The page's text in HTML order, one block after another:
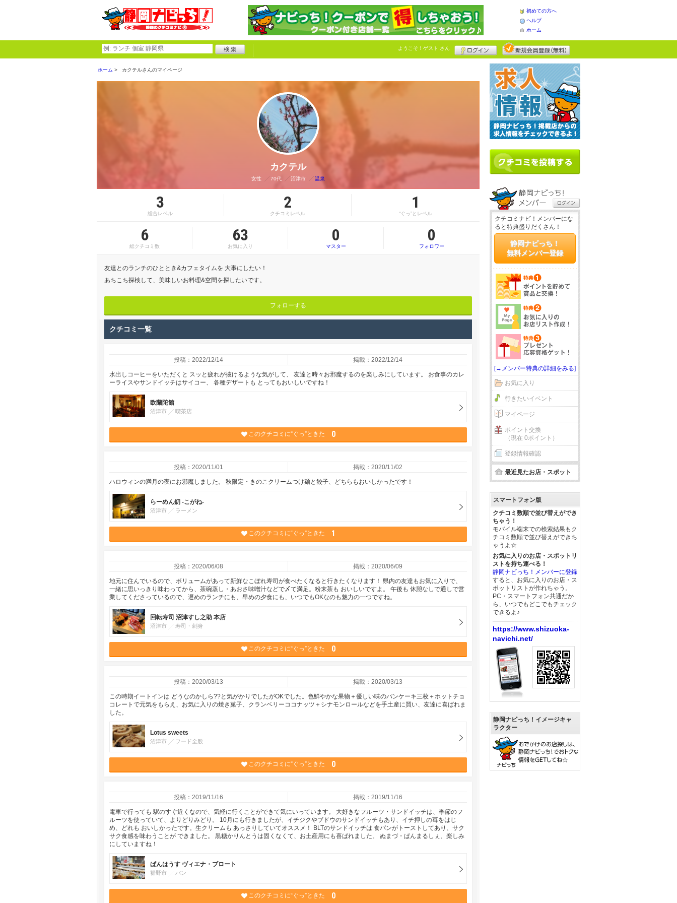
初めての方へ
ヘルプ
ホーム
ようこそ！ ゲスト さん
ホーム カクテルさんのマイページ
カクテル
女性 70代 沼津市 温泉
3
総合レベル
2
クチコミレベル
1
“ぐっ”とレベル
6
総クチコミ数
63
お気に入り
0
マスター
0
フォロワー
友達とのランチのひととき&カフェタイムを 大事にしたい！
あちこち探検して、美味しいお料理&空間を探したいです。
フォローする
クチコミ一覧
投稿：2022/12/14 掲載：2022/12/14
水出しコーヒーをいただくと スッと疲れが抜けるような気がして、 友達と時々お邪魔するのを楽しみにしています。 お食事のカレ
ーライスやサンドイッチはサイコー、 各種デザートも とってもおいしいですね！
欧蘭陀館
沼津市 喫茶店
このクチコミに“ぐっ”ときた 0
投稿：2020/11/01 掲載：2020/11/02
ハロウィンの満月の夜にお邪魔しました。 秋限定・きのこクリームつけ麺と餃子、どちらもおいしかったです！
らーめん釖 -こがね-
沼津市 ラーメン
このクチコミに“ぐっ”ときた 1
投稿：2020/06/08 掲載：2020/06/09
地元に住んでいるので、ボリュームがあって新鮮なこぼれ寿司が食べたくなると行きたくなります！ 県内の友達もお気に入りで、
一緒に思いっきり味わってから、茶碗蒸し・あおさ味噌汁などで〆て満足。粉末茶も おいしいですよ。 午後も 休憩なしで通しで営
業してくださっているので、遅めのランチにも、早めの夕食にも、いつでもOKなのも魅力の一つですね。
回転寿司 沼津すし之助 本店
沼津市 寿司・刺身
このクチコミに“ぐっ”ときた 0
投稿：2020/03/13 掲載：2020/03/13
この時期イートインは どうなのかしら??と気がかりでしたがOKでした。色鮮やかな果物＋優しい味のパンケーキ三枚＋ホットチョ
コレートで元気をもらえ、お気に入りの焼き菓子、クランベリーココナッツ＋シナモンロールなどを手土産に買い、友達に喜ばれま
した。
Lotus sweets
沼津市 フード全般
このクチコミに“ぐっ”ときた 0
投稿：2019/11/16 掲載：2019/11/16
電車で行っても 駅のすぐ近くなので、気軽に行くことができて気にいっています。 大好きなフルーツ・サンドイッチは、季節のフ
ルーツを使っていて、よりどりみどり。 10月にも行きましたが、イチジクやブドウのサンドイッチもあり、イチ押しの苺をはじ
め、どれも おいしかったです。生クリームも あっさりしていてオススメ！ BLTのサンドイッチは 食パンがトーストしてあり、サク
サク食感を味わうことが できました。 黒糖かりんとうは固くなくて、お土産用にも喜ばれました。 ぬまづ・ぱんまるしぇ、楽しみ
にしていますね！
ぱんはうす ヴィエナ・ブロート
裾野市 パン
このクチコミに“ぐっ”ときた 0
クチコミナビ！メンバーにな
ると特典盛りだくさん！
静岡ナビっち！
無料メンバー登録
[→メンバー特典の詳細をみる]
お気に入り
行きたいイベント
マイページ
ポイント交換
（現在 0ポイント）
登録情報確認
最近見たお店・スポット
スマートフォン版
クチコミ数順で並び替えができ
ちゃう！
モバイル端末での検索結果もク
チコミ数順で並び替えができち
ゃうよ☆
お気に入りのお店・スポットリ
ストを持ち運べる！
静岡ナビっち！メンバーに登録
すると、お気に入りのお店・ス
ポットリストが作れちゃう。
PC・スマートフォン共通だか
ら、いつでもどこでもチェック
できるよ♪
https://www.shizuoka-
navichi.net/
静岡ナビっち！イメージキャ
ラクター